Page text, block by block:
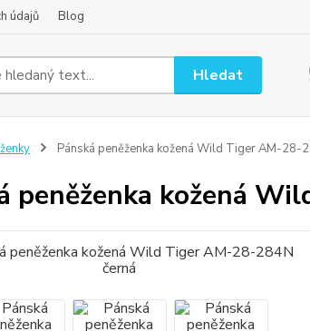
údajů Blog
Hledat
Pánská peněženka kožená Wild Tiger AM-28-
peněženka kožená